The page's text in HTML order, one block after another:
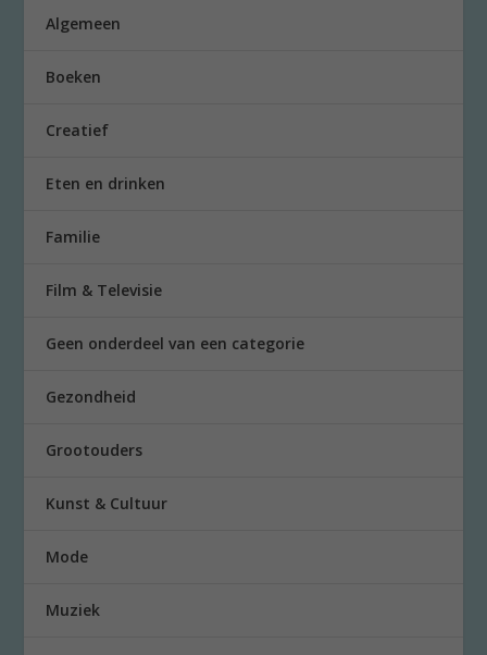
Algemeen
Boeken
Creatief
Eten en drinken
Familie
Film & Televisie
Geen onderdeel van een categorie
Gezondheid
Grootouders
Kunst & Cultuur
Mode
Muziek